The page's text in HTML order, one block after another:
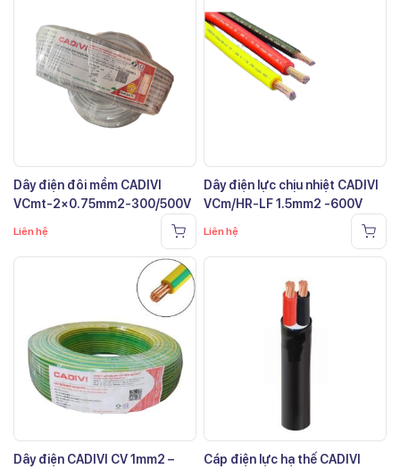
Dây điện đôi mềm CADIVI
VCmt-2×0.75mm2-300/500V
Liên hệ
Dây điện lực chịu nhiệt CADIVI
VCm/HR-LF 1.5mm2 -600V
Liên hệ
Dây điện CADIVI CV 1mm2 –
Cáp điện lực hạ thế CADIVI